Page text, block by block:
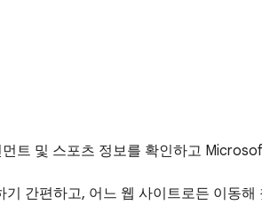
트 및 스포츠 정보를 확인하고
간편하고, 어느 웹 사이트로든 이동